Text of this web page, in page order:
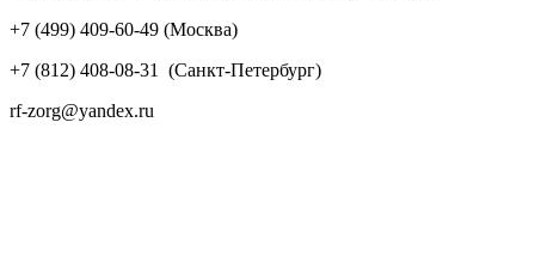
+7 (499) 409-60-49 (Москва)
+7 (812) 408-08-31 (Санкт-Петербург)
rf-zorg@yandex.ru